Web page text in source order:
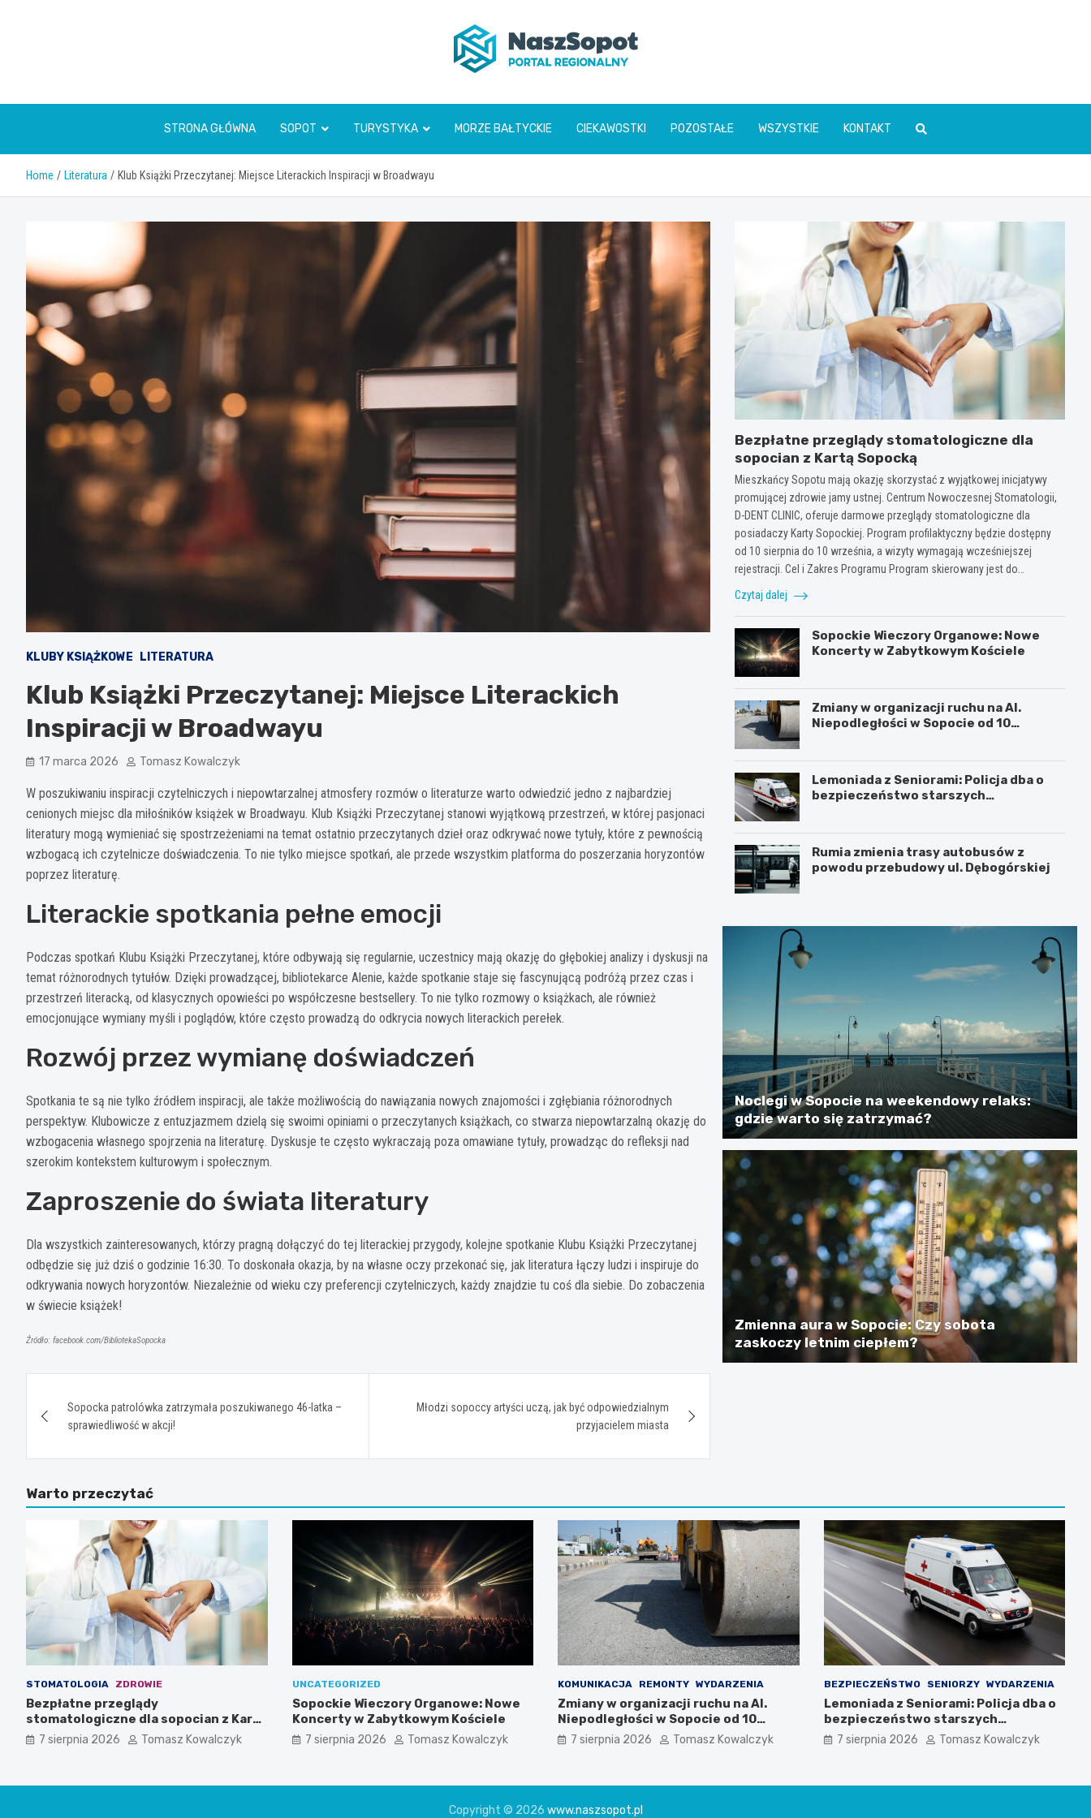
www.naszsopot.pl
STRONA GŁÓWNA SOPOT TURYSTYKA MORZE BAŁTYCKIE CIEKAWOSTKI POZOSTAŁE WSZYSTKIE KONTAKT
Home Literatura Klub Książki Przeczytanej: Miejsce Literackich Inspiracji w Broadwayu
KLUBY KSIĄŻKOWE LITERATURA
Klub Książki Przeczytanej: Miejsce Literackich
Inspiracji w Broadwayu
17 marca 2026 Tomasz Kowalczyk
W poszukiwaniu inspiracji czytelniczych i niepowtarzalnej atmosfery rozmów o literaturze warto odwiedzić jedno z najbardziej
cenionych miejsc dla miłośników książek w Broadwayu. Klub Książki Przeczytanej stanowi wyjątkową przestrzeń, w której pasjonaci
literatury mogą wymieniać się spostrzeżeniami na temat ostatnio przeczytanych dzieł oraz odkrywać nowe tytuły, które z pewnością
wzbogacą ich czytelnicze doświadczenia. To nie tylko miejsce spotkań, ale przede wszystkim platforma do poszerzania horyzontów
poprzez literaturę.
Literackie spotkania pełne emocji
Podczas spotkań Klubu Książki Przeczytanej, które odbywają się regularnie, uczestnicy mają okazję do głębokiej analizy i dyskusji na
temat różnorodnych tytułów. Dzięki prowadzącej, bibliotekarce Alenie, każde spotkanie staje się fascynującą podróżą przez czas i
przestrzeń literacką, od klasycznych opowieści po współczesne bestsellery. To nie tylko rozmowy o książkach, ale również
emocjonujące wymiany myśli i poglądów, które często prowadzą do odkrycia nowych literackich perełek.
Rozwój przez wymianę doświadczeń
Spotkania te są nie tylko źródłem inspiracji, ale także możliwością do nawiązania nowych znajomości i zgłębiania różnorodnych
perspektyw. Klubowicze z entuzjazmem dzielą się swoimi opiniami o przeczytanych książkach, co stwarza niepowtarzalną okazję do
wzbogacenia własnego spojrzenia na literaturę. Dyskusje te często wykraczają poza omawiane tytuły, prowadząc do refleksji nad
szerokim kontekstem kulturowym i społecznym.
Zaproszenie do świata literatury
Dla wszystkich zainteresowanych, którzy pragną dołączyć do tej literackiej przygody, kolejne spotkanie Klubu Książki Przeczytanej
odbędzie się już dziś o godzinie 16:30. To doskonała okazja, by na własne oczy przekonać się, jak literatura łączy ludzi i inspiruje do
odkrywania nowych horyzontów. Niezależnie od wieku czy preferencji czytelniczych, każdy znajdzie tu coś dla siebie. Do zobaczenia
w świecie książek!
Źródło: facebook.com/BibliotekaSopocka
wpisu
Sopocka patrolówka zatrzymała poszukiwanego 46-latka –
sprawiedliwość w akcji!
Młodzi sopoccy artyści uczą, jak być odpowiedzialnym
przyjacielem miasta
Bezpłatne przeglądy stomatologiczne dla
sopocian z Kartą Sopocką
Mieszkańcy Sopotu mają okazję skorzystać z wyjątkowej inicjatywy
promującej zdrowie jamy ustnej. Centrum Nowoczesnej Stomatologii,
D-DENT CLINIC, oferuje darmowe przeglądy stomatologiczne dla
posiadaczy Karty Sopockiej. Program profilaktyczny będzie dostępny
od 10 sierpnia do 10 września, a wizyty wymagają wcześniejszej
rejestracji. Cel i Zakres Programu Program skierowany jest do…
Czytaj dalej
Sopockie Wieczory Organowe: Nowe
Koncerty w Zabytkowym Kościele
Zmiany w organizacji ruchu na Al.
Niepodległości w Sopocie od 10
Lemoniada z Seniorami: Policja dba o
bezpieczeństwo starszych
Rumia zmienia trasy autobusów z
powodu przebudowy ul. Dębogórskiej
Noclegi w Sopocie na weekendowy relaks:
gdzie warto się zatrzymać?
Zmienna aura w Sopocie: Czy sobota
zaskoczy letnim ciepłem?
Warto przeczytać
STOMATOLOGIA ZDROWIE
Bezpłatne przeglądy
stomatologiczne dla sopocian z Kartą
Sopocką
7 sierpnia 2026 Tomasz Kowalczyk
UNCATEGORIZED
Sopockie Wieczory Organowe: Nowe
Koncerty w Zabytkowym Kościele
7 sierpnia 2026 Tomasz Kowalczyk
KOMUNIKACJA REMONTY WYDARZENIA
Zmiany w organizacji ruchu na Al.
Niepodległości w Sopocie od 10
sierpnia 2026 r.
7 sierpnia 2026 Tomasz Kowalczyk
BEZPIECZEŃSTWO SENIORZY WYDARZENIA
Lemoniada z Seniorami: Policja dba o
bezpieczeństwo starszych
mieszkańców
7 sierpnia 2026 Tomasz Kowalczyk
Copyright © 2026 www.naszsopot.pl